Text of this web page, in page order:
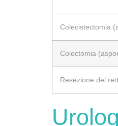
Colecistectomia
Colectomia
Resezione del